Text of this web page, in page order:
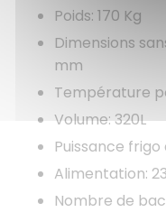
Poids: 170 Kg
Dimensions
mm
Température
Volume: 320L
Puissance frigo
Alimentation:
Nombre de